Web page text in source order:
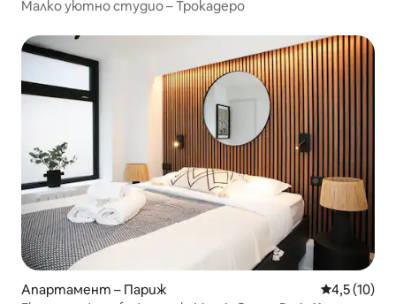
Малко уютно студио – Трокадеро
Апартамент – Париж Средна
4,5 (10)